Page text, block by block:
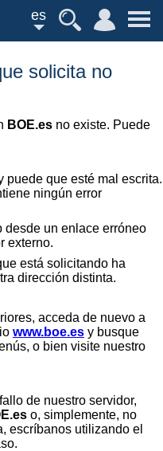
es
solicita no
BOE.es no existe. Puede
puede que esté mal escrita.
ningún error
desde un enlace erróneo
externo.
está solicitando ha
dirección distinta.
acceda de nuevo a
www.boe.es y busque
o bien visite nuestro
de nuestro servidor,
o, simplemente, no
escríbanos utilizando el